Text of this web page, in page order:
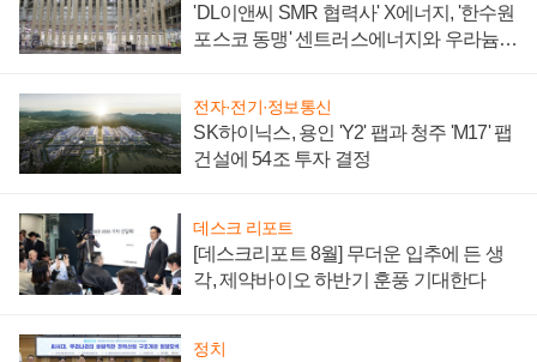
'DL이앤씨 SMR 협력사' X에너지, '한수원
포스코 동맹' 센트러스에너지와 우라늄
전자·전기·정보통신
SK하이닉스, 용인 'Y2' 팹과 청주 'M17' 팹
건설에 54조 투자 결정
데스크 리포트
[데스크리포트 8월] 무더운 입추에 든 생
각, 제약바이오 하반기 훈풍 기대한다
정치